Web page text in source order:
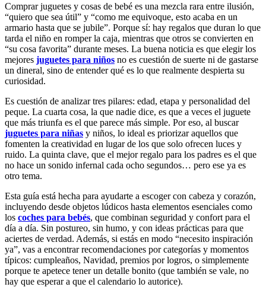
Comprar juguetes y cosas de bebé es una mezcla rara entre ilusión,
“quiero que sea útil” y “como me equivoque, esto acaba en un
armario hasta que se jubile”. Porque sí: hay regalos que duran lo que
tarda el niño en romper la caja, mientras que otros se convierten en
“su cosa favorita” durante meses. La buena noticia es que elegir los
mejores juguetes para niños no es cuestión de suerte ni de gastarse
un dineral, sino de entender qué es lo que realmente despierta su
curiosidad.
Es cuestión de analizar tres pilares: edad, etapa y personalidad del
peque. La cuarta cosa, la que nadie dice, es que a veces el juguete
que más triunfa es el que parece más simple. Por eso, al buscar
juguetes para niñas y niños, lo ideal es priorizar aquellos que
fomenten la creatividad en lugar de los que solo ofrecen luces y
ruido. La quinta clave, que el mejor regalo para los padres es el que
no hace un sonido infernal cada ocho segundos… pero ese ya es
otro tema.
Esta guía está hecha para ayudarte a escoger con cabeza y corazón,
incluyendo desde objetos lúdicos hasta elementos esenciales como
los coches para bebés, que combinan seguridad y confort para el
día a día. Sin postureo, sin humo, y con ideas prácticas para que
aciertes de verdad. Además, si estás en modo “necesito inspiración
ya”, vas a encontrar recomendaciones por categorías y momentos
típicos: cumpleaños, Navidad, premios por logros, o simplemente
porque te apetece tener un detalle bonito (que también se vale, no
hay que esperar a que el calendario lo autorice).